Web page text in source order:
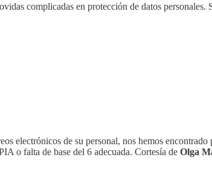
complicadas en protección de datos
electrónicos de su personal, nos hemos
o falta de base del 6 adecuada. Cortesía de Olga